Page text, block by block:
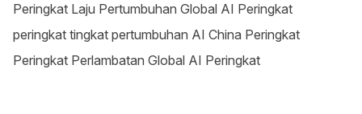
Peringkat Laju Pertumbuhan Global AI Peringkat
peringkat tingkat pertumbuhan AI China Peringkat
Peringkat Perlambatan Global AI Peringkat